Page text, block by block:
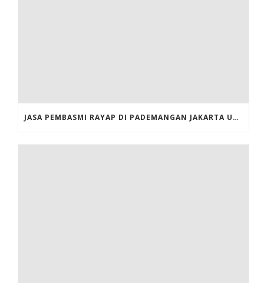
JASA PEMBASMI RAYAP DI PADEMANGAN JAKARTA UTARA